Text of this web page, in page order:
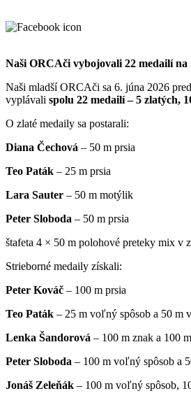
Naši ORCAči vybojovali 22 medailí
Naši mladší ORCAči sa 6. júna 2026
vyplávali spolu 22 medailí – 5 zlatých,
O zlaté medaily sa postarali:
Diana Čechová – 50 m prsia
Teo Paták – 25 m prsia
Lara Sauter – 50 m motýlik
Peter Sloboda – 50 m prsia
štafeta 4 × 50 m polohové preteky mix v
Strieborné medaily získali:
Peter Kováč – 100 m prsia
Teo Paták – 25 m voľný spôsob a 50 m
Lenka Šandorová – 100 m znak a 100
Peter Sloboda – 100 m voľný spôsob a
Jonáš Zeleňák – 100 m voľný spôsob,